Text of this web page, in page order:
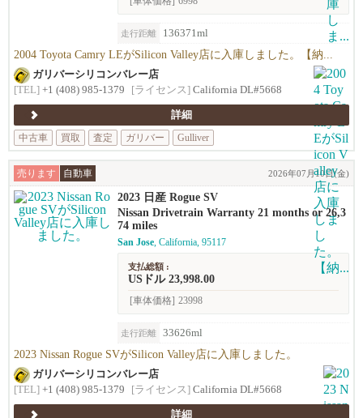
走行距離 136371ml
2004 Toyota Camry LEがSilicon Valley店に入庫しました。【納...
ガリバーシリコンバレー店
[TEL] +1 (408) 985-1379 [ライセンス] California DL#5668
詳細
中古車
買取 査定 ガリバー Gulliver
売ります 自動車 2026年07月10日(金)
2023 日産 Rogue SV
Nissan Drivetrain Warranty 21 months or 26,3
74 miles
San Jose, California, 95117
支払総額 :
USドル 23,998.00
[車体価格] 23998
走行距離 33626ml
2023 Nissan Rogue SVがSilicon Valley店に入庫しました。
ガリバーシリコンバレー店
[TEL] +1 (408) 985-1379 [ライセンス] California DL#5668
詳細